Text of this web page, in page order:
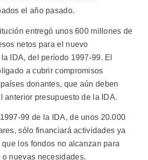
el año pasado.
entregó unos 600 millones de
netos para el nuevo
IDA, del período 1997-99. El
a cubrir compromisos
donantes, que aún deben
anterior presupuesto de la IDA.
99 de la IDA, de unos 20.000
sólo financiará actividades ya
los fondos no alcanzan para
nuevas necesidades.